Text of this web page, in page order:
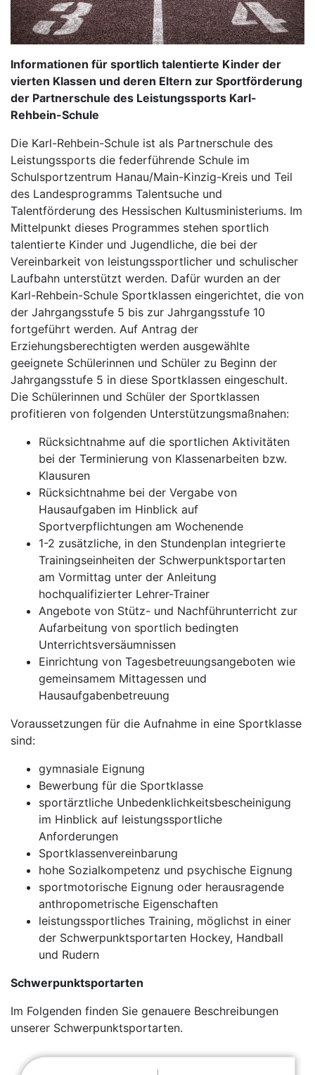
Informationen für sportlich talentierte Kinder der
vierten Klassen und deren Eltern zur Sportförderung
der Partnerschule des Leistungssports Karl-
Rehbein-Schule
Die Karl-Rehbein-Schule ist als Partnerschule des
Leistungssports die federführende Schule im
Schulsportzentrum Hanau/Main-Kinzig-Kreis und Teil
des Landesprogramms Talentsuche und
Talentförderung des Hessischen Kultusministeriums. Im
Mittelpunkt dieses Programmes stehen sportlich
talentierte Kinder und Jugendliche, die bei der
Vereinbarkeit von leistungssportlicher und schulischer
Laufbahn unterstützt werden. Dafür wurden an der
Karl-Rehbein-Schule Sportklassen eingerichtet, die von
der Jahrgangsstufe 5 bis zur Jahrgangsstufe 10
fortgeführt werden. Auf Antrag der
Erziehungsberechtigten werden ausgewählte
geeignete Schülerinnen und Schüler zu Beginn der
Jahrgangsstufe 5 in diese Sportklassen eingeschult.
Die Schülerinnen und Schüler der Sportklassen
profitieren von folgenden Unterstützungsmaßnahen:
Rücksichtnahme auf die sportlichen Aktivitäten
bei der Terminierung von Klassenarbeiten bzw.
Klausuren
Rücksichtnahme bei der Vergabe von
Hausaufgaben im Hinblick auf
Sportverpflichtungen am Wochenende
1-2 zusätzliche, in den Stundenplan integrierte
Trainingseinheiten der Schwerpunktsportarten
am Vormittag unter der Anleitung
hochqualifizierter Lehrer-Trainer
Angebote von Stütz- und Nachführunterricht zur
Aufarbeitung von sportlich bedingten
Unterrichtsversäumnissen
Einrichtung von Tagesbetreuungsangeboten wie
gemeinsamem Mittagessen und
Hausaufgabenbetreuung
Voraussetzungen für die Aufnahme in eine Sportklasse
sind:
gymnasiale Eignung
Bewerbung für die Sportklasse
sportärztliche Unbedenklichkeitsbescheinigung
im Hinblick auf leistungssportliche
Anforderungen
Sportklassenvereinbarung
hohe Sozialkompetenz und psychische Eignung
sportmotorische Eignung oder herausragende
anthropometrische Eigenschaften
leistungssportliches Training, möglichst in einer
der Schwerpunktsportarten Hockey, Handball
und Rudern
Schwerpunktsportarten
Im Folgenden finden Sie genauere Beschreibungen
unserer Schwerpunktsportarten.